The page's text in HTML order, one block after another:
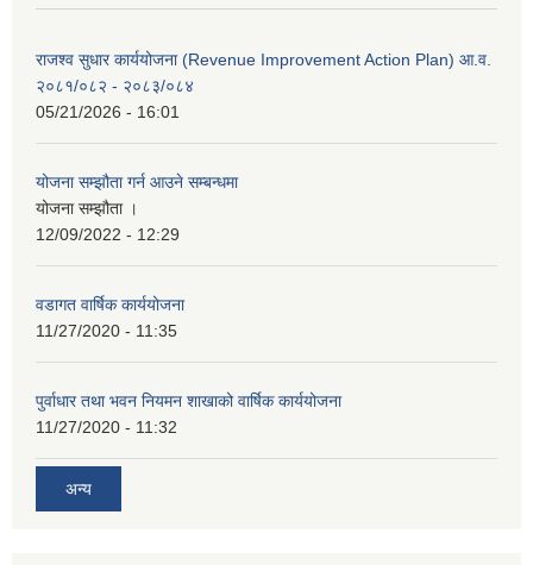
राजश्व सुधार कार्ययोजना (Revenue Improvement Action Plan) आ.व.
२०८१/०८२ - २०८३/०८४
05/21/2026 - 16:01
योजना सम्झौता गर्न आउने सम्बन्धमा
योजना सम्झौता ।
12/09/2022 - 12:29
वडागत वार्षिक कार्ययोजना
11/27/2020 - 11:35
पुर्वाधार तथा भवन नियमन शाखाको वार्षिक कार्ययोजना
11/27/2020 - 11:32
अन्य